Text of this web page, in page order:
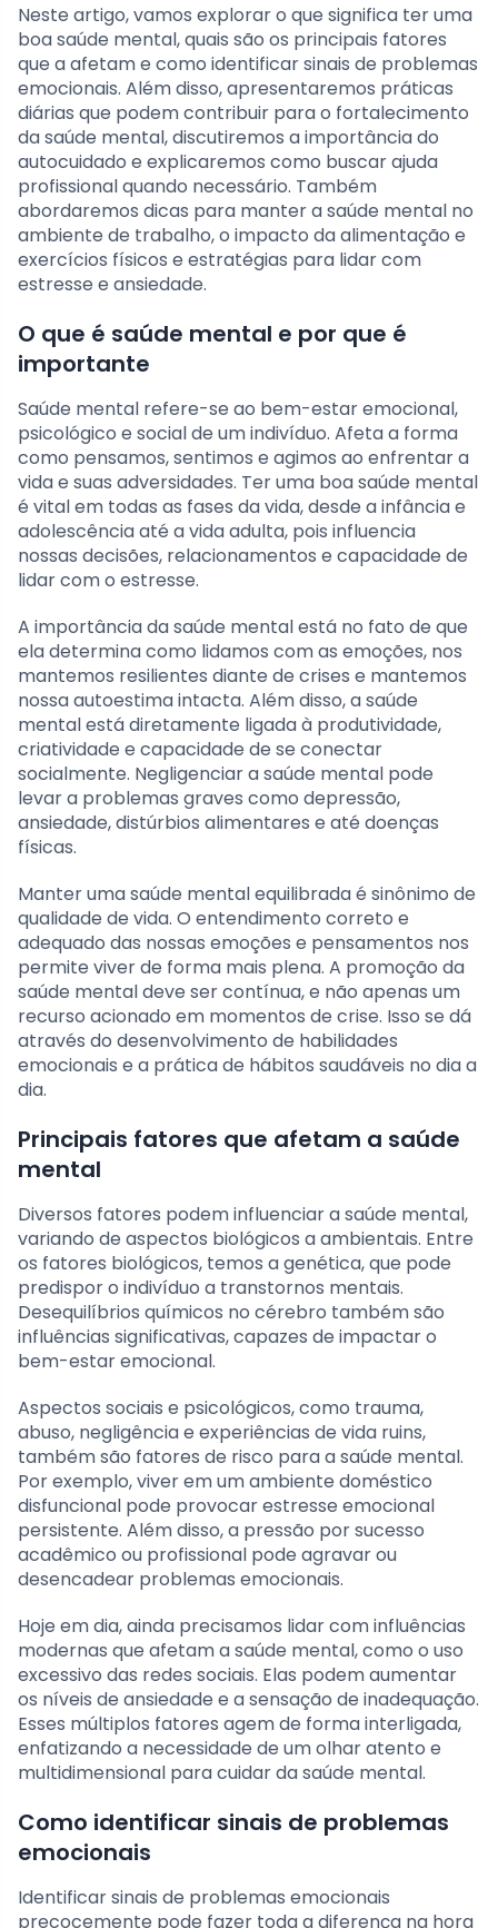
Neste artigo, vamos explorar o que significa ter uma
boa saúde mental, quais são os principais fatores
que a afetam e como identificar sinais de problemas
emocionais. Além disso, apresentaremos práticas
diárias que podem contribuir para o fortalecimento
da saúde mental, discutiremos a importância do
autocuidado e explicaremos como buscar ajuda
profissional quando necessário. Também
abordaremos dicas para manter a saúde mental no
ambiente de trabalho, o impacto da alimentação e
exercícios físicos e estratégias para lidar com
estresse e ansiedade.
O que é saúde mental e por que é
importante
Saúde mental refere-se ao bem-estar emocional,
psicológico e social de um indivíduo. Afeta a forma
como pensamos, sentimos e agimos ao enfrentar a
vida e suas adversidades. Ter uma boa saúde mental
é vital em todas as fases da vida, desde a infância e
adolescência até a vida adulta, pois influencia
nossas decisões, relacionamentos e capacidade de
lidar com o estresse.
A importância da saúde mental está no fato de que
ela determina como lidamos com as emoções, nos
mantemos resilientes diante de crises e mantemos
nossa autoestima intacta. Além disso, a saúde
mental está diretamente ligada à produtividade,
criatividade e capacidade de se conectar
socialmente. Negligenciar a saúde mental pode
levar a problemas graves como depressão,
ansiedade, distúrbios alimentares e até doenças
físicas.
Manter uma saúde mental equilibrada é sinônimo de
qualidade de vida. O entendimento correto e
adequado das nossas emoções e pensamentos nos
permite viver de forma mais plena. A promoção da
saúde mental deve ser contínua, e não apenas um
recurso acionado em momentos de crise. Isso se dá
através do desenvolvimento de habilidades
emocionais e a prática de hábitos saudáveis no dia a
dia.
Principais fatores que afetam a saúde
mental
Diversos fatores podem influenciar a saúde mental,
variando de aspectos biológicos a ambientais. Entre
os fatores biológicos, temos a genética, que pode
predispor o indivíduo a transtornos mentais.
Desequilíbrios químicos no cérebro também são
influências significativas, capazes de impactar o
bem-estar emocional.
Aspectos sociais e psicológicos, como trauma,
abuso, negligência e experiências de vida ruins,
também são fatores de risco para a saúde mental.
Por exemplo, viver em um ambiente doméstico
disfuncional pode provocar estresse emocional
persistente. Além disso, a pressão por sucesso
acadêmico ou profissional pode agravar ou
desencadear problemas emocionais.
Hoje em dia, ainda precisamos lidar com influências
modernas que afetam a saúde mental, como o uso
excessivo das redes sociais. Elas podem aumentar
os níveis de ansiedade e a sensação de inadequação.
Esses múltiplos fatores agem de forma interligada,
enfatizando a necessidade de um olhar atento e
multidimensional para cuidar da saúde mental.
Como identificar sinais de problemas
emocionais
Identificar sinais de problemas emocionais
precocemente pode fazer toda a diferença na hora